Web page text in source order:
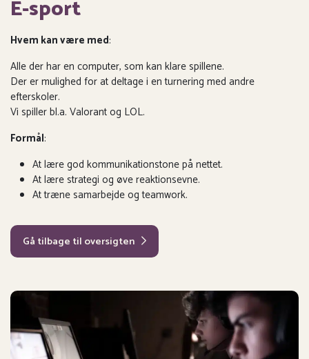
E-sport
Hvem kan være med:
Alle der har en computer, som kan klare spillene.
Der er mulighed for at deltage i en turnering med andre
efterskoler.
Vi spiller bl.a. Valorant og LOL.
Formål:
At lære god kommunikationstone på nettet.
At lære strategi og øve reaktionsevne.
At træne samarbejde og teamwork.
Gå tilbage til oversigten